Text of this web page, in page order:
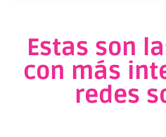
Estas son
con más
redes